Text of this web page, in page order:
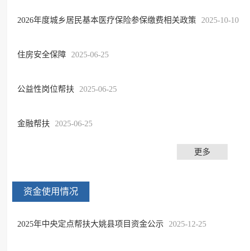
2026年度城乡居民基本医疗保险参保缴费相关政策 2025-10-10
住房安全保障 2025-06-25
公益性岗位帮扶 2025-06-25
金融帮扶 2025-06-25
更多
资金使用情况
2025年中央定点帮扶大姚县项目资金公示 2025-12-25